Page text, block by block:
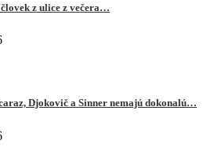
z ulice z večera…
Djokovič a Sinner nemajú dokonalú…